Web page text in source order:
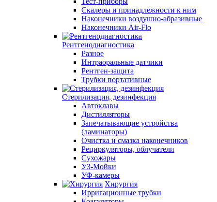
Скалеры и принадлежности к ним
Наконечники воздушно-абразивные
Наконечники Air-Flo
Рентгенодиагностика
Разное
Интраоральные датчики
Рентген-защита
Трубки портативные
Стерилизация, дезинфекция
Автоклавы
Дистилляторы
Запечатывающие устройства
(ламинаторы)
Очистка и смазка наконечников
Рециркуляторы, облучатели
Сухожары
УЗ-Мойки
УФ-камеры
Хирургия
Ирригационные трубки